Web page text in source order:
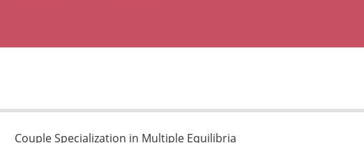
Couple Specialization in Multiple Equilibria